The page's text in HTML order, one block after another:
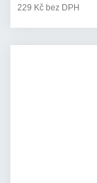
229 Kč bez DPH